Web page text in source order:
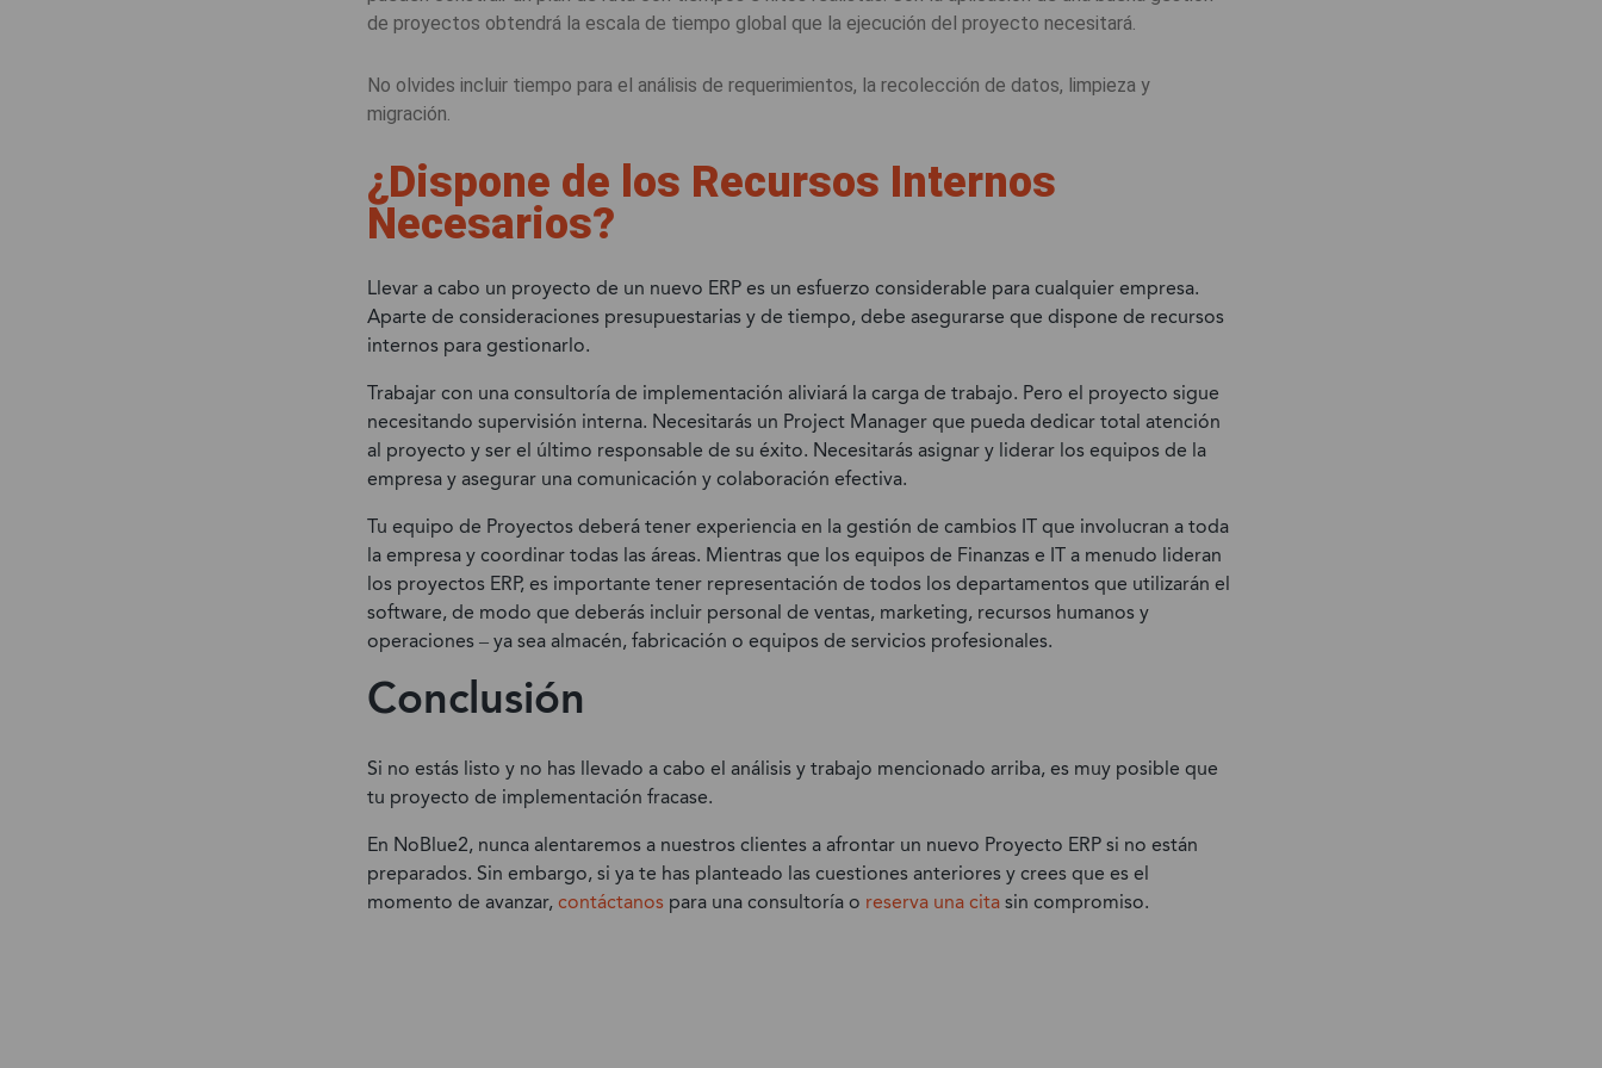
de proyectos obtendrá la escala de tiempo global que la ejecución del proyecto necesitará.
No olvides incluir tiempo para el análisis de requerimientos, la recolección de datos, limpieza y
migración.
¿Dispone de los Recursos Internos
Necesarios?
Llevar a cabo un proyecto de un nuevo ERP es un esfuerzo considerable para cualquier empresa.
Aparte de consideraciones presupuestarias y de tiempo, debe asegurarse que dispone de recursos
internos para gestionarlo.
Trabajar con una consultoría de implementación aliviará la carga de trabajo. Pero el proyecto sigue
necesitando supervisión interna. Necesitarás un Project Manager que pueda dedicar total atención
al proyecto y ser el último responsable de su éxito. Necesitarás asignar y liderar los equipos de la
empresa y asegurar una comunicación y colaboración efectiva.
Tu equipo de Proyectos deberá tener experiencia en la gestión de cambios IT que involucran a toda
la empresa y coordinar todas las áreas. Mientras que los equipos de Finanzas e IT a menudo lideran
los proyectos ERP, es importante tener representación de todos los departamentos que utilizarán el
software, de modo que deberás incluir personal de ventas, marketing, recursos humanos y
operaciones – ya sea almacén, fabricación o equipos de servicios profesionales.
Conclusión
Si no estás listo y no has llevado a cabo el análisis y trabajo mencionado arriba, es muy posible que
tu proyecto de implementación fracase.
En NoBlue2, nunca alentaremos a nuestros clientes a afrontar un nuevo Proyecto ERP si no están
preparados. Sin embargo, si ya te has planteado las cuestiones anteriores y crees que es el
momento de avanzar,contáctanos para una consultoría o reserva una citasin compromiso.